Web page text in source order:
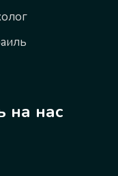
на нас